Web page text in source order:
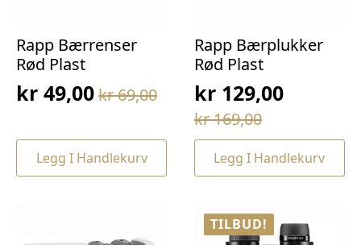
Rapp Bærrenser
Rød Plast
kr69,00
Opprinnelig
var:
kr 69,00.
kr 49,00
Nåværende
er:
kr 49,00.
Legg I Handlekurv
Rapp Bærplukker
Rød Plast
kr169,00
Opprinnelig
pris
var:
kr129,00
Nåværende
pris
er:Legg I Handlekurv
TILBUD!